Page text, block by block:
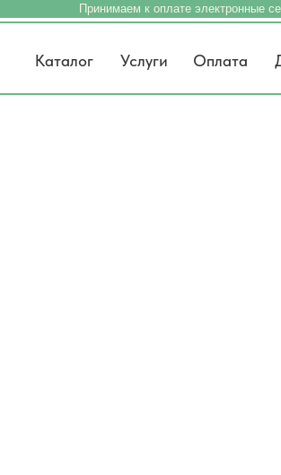
Принимаем к оплате электронные
Оплата
Услуги
Каталог